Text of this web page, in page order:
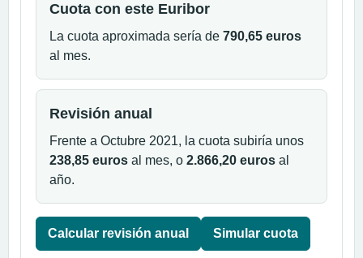
Cuota con este Euribor
La cuota aproximada sería de 790,65 euros
al mes.
Revisión anual
Frente a Octubre 2021, la cuota subiría unos
238,85 euros al mes, o 2.866,20 euros al
año.
Calcular revisión anual Simular cuota